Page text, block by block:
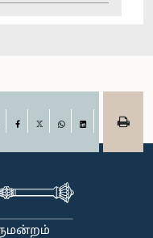
Facebook